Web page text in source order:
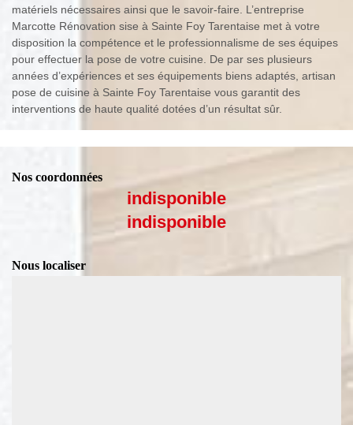
matériels nécessaires ainsi que le savoir-faire. L’entreprise
Marcotte Rénovation sise à Sainte Foy Tarentaise met à votre
disposition la compétence et le professionnalisme de ses équipes
pour effectuer la pose de votre cuisine. De par ses plusieurs
années d’expériences et ses équipements biens adaptés, artisan
pose de cuisine à Sainte Foy Tarentaise vous garantit des
interventions de haute qualité dotées d’un résultat sûr.
Nos coordonnées
indisponible
indisponible
Nous localiser